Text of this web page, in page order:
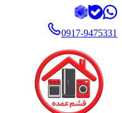
0917-9475331